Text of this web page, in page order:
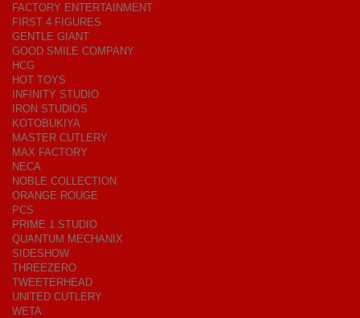
FACTORY ENTERTAINMENT
FIRST 4 FIGURES
GENTLE GIANT
GOOD SMILE COMPANY
HCG
HOT TOYS
INFINITY STUDIO
IRON STUDIOS
KOTOBUKIYA
MASTER CUTLERY
MAX FACTORY
NECA
NOBLE COLLECTION
ORANGE ROUGE
PCS
PRIME 1 STUDIO
QUANTUM MECHANIX
SIDESHOW
THREEZERO
TWEETERHEAD
UNITED CUTLERY
WETA